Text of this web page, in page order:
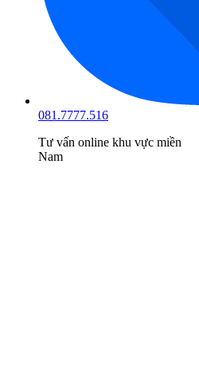
081.7777.516
Tư vấn online khu vực miền
Nam